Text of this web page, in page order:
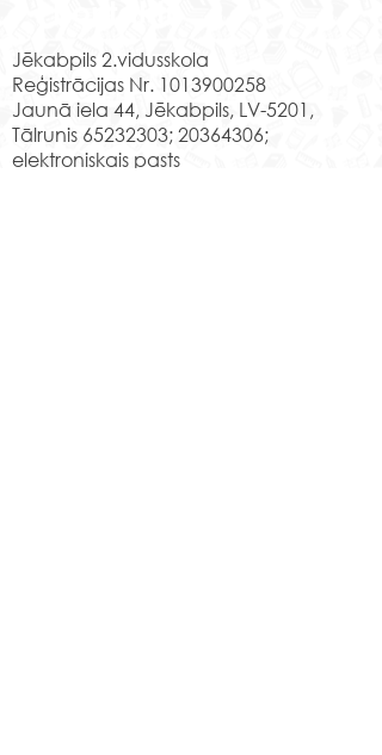
Jēkabpils 2.vidusskola
Reģistrācijas Nr. 1013900258
Jaunā iela 44, Jēkabpils, LV-5201,
Tālrunis 65232303;20364306;
elektroniskais pasts